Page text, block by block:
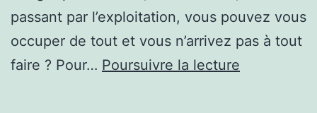
passant par l’exploitation, vous pouvez vous
occuper de tout et vous n’arrivez pas à tout
faire ? Pour… Poursuivre la lecture